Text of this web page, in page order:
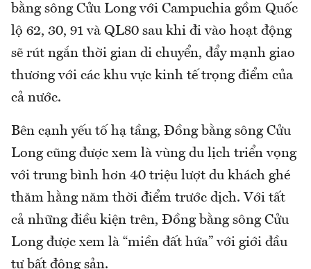
bằng sông Cửu Long với Campuchia gồm Quốc
lộ 62, 30, 91 và QL80 sau khi đi vào hoạt động
sẽ rút ngắn thời gian di chuyển, đẩy mạnh giao
thương với các khu vực kinh tế trọng điểm của
cả nước.
Bên cạnh yếu tố hạ tầng, Đồng bằng sông Cửu
Long cũng được xem là vùng du lịch triển vọng
với trung bình hơn 40 triệu lượt du khách ghé
thăm hằng năm thời điểm trước dịch. Với tất
cả những điều kiện trên, Đồng bằng sông Cửu
Long được xem là “miền đất hứa” với giới đầu
tư bất động sản.